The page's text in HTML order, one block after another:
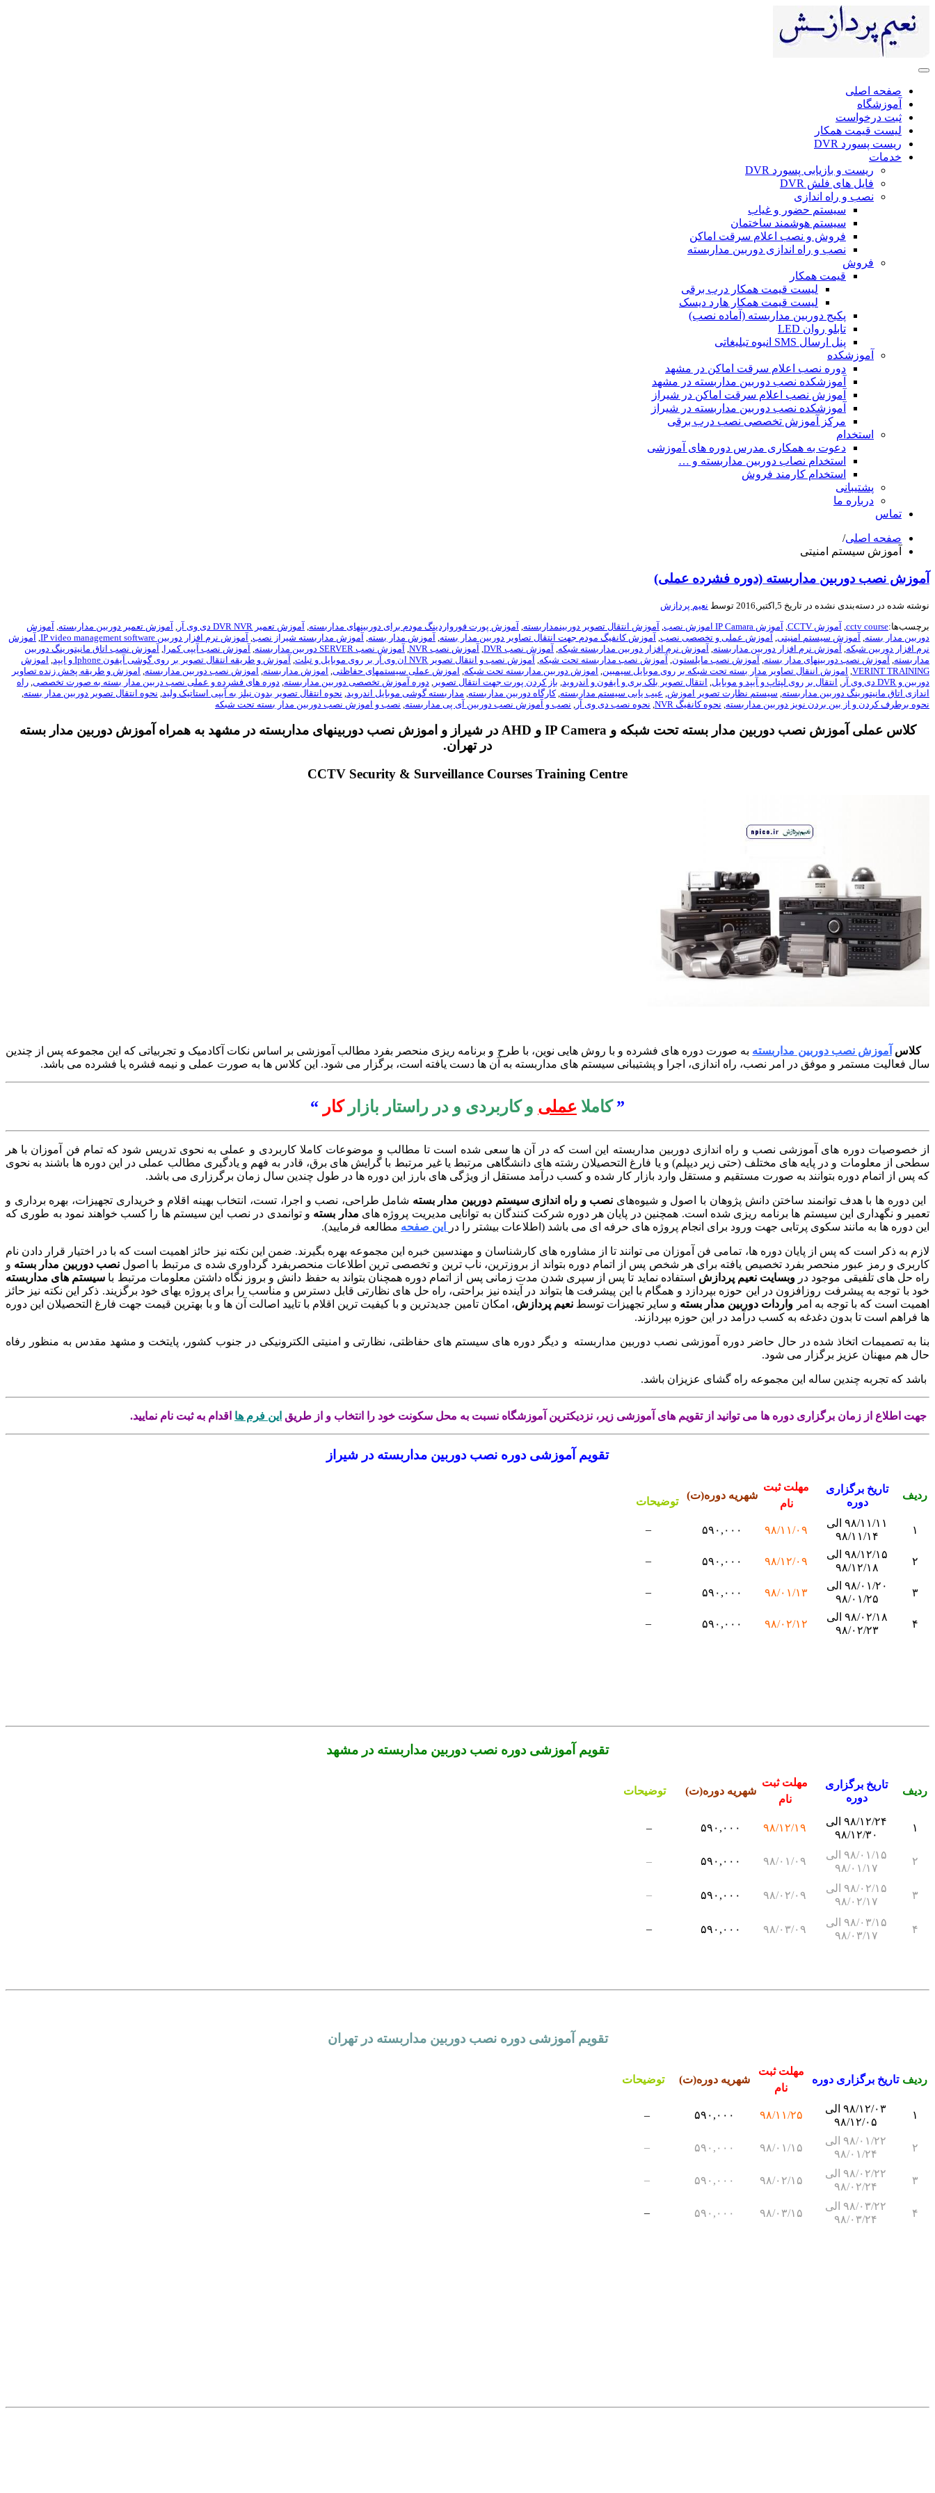
صفحه اصلی
آموزشگاه
ثبت درخواست
لیست قیمت همکار
ریست پسورد DVR
خدمات
ریست و بازیابی پسورد DVR
فایل های فلش DVR
نصب و راه اندازی
سیستم حضور و غیاب
سیستم هوشمند ساختمان
فروش و نصب اعلام سرقت اماکن
نصب و راه اندازی دوربین مداربسته
فروش
قیمت همکار
لیست قیمت همکار درب برقی
لیست قیمت همکار هارد دیسک
پکیج دوربین مداربسته (آماده نصب)
تابلو روان LED
پنل ارسال SMS انبوه تبلیغاتی
آموزشکده
دوره نصب اعلام سرقت اماکن در مشهد
آموزشکده نصب دوربین مداربسته در مشهد
آموزش نصب اعلام سرقت اماکن در شیراز
آموزشکده نصب دوربین مداربسته در شیراز
مرکز آموزش تخصصی نصب درب برقی
استخدام
دعوت به همکاری مدرس دوره های آموزشی
استخدام نصاب دوربین مداربسته و …
استخدام کارمند فروش
پشتیبانی
درباره ما
تماس
صفحه اصلی/
آموزش سیستم امنیتی
آموزش نصب دوربین مداربسته (دوره فشرده عملی)
نوشته شده در دسته‌بندی نشده در تاریخ 5,اکتبر,2016 توسط
نعیم پردازش
برچسب‌ها:cctv course آموزش CCTV آموزش IP Camara اموزش نصب آموزش انتقال تصویر دوربینمداربسته آموزش پورت فورواردینگ مودم برای دوربینهای مداربسته آموزش تعمیر DVR NVR دی وی آر آموزش تعمیر دوربین مداربسته آموزش
دوربین مدار بسته آموزش سیستم امنیتی آموزش عملی و تخصصی نصب آموزش کانفیگ مودم جهت انتقال تصاویر دوربین مدار بسته آموزش مدار بسته آموزش مداربسته شیراز نصب آموزش نرم افزار دوربین IP video management software
آموزش
نرم افزار دوربین شبکه آموزش نرم افزار دوربین مداربسته آموزش نرم افزار دوربین مداربسته شبکه آموزش نصب DVR آموزش نصب NVR آموزش نصب SERVER دوربین مداربسته آموزش نصب آیپی کمرا آموزش نصب اتاق مانیتورینگ دوربین
مداربسته آموزش نصب دوربینهای مدار بسته آموزش نصب مایلستون آموزش نصب مداربسته تحت شبکه آموزش نصب و انتقال تصویر NVR ان وی آر بر روی موبایل و تبلت آموزش و طریقه انتقال تصویر بر روی گوشی آیفون Iphone و ایپد
اموزش
VERINT TRAINING اموزش اننقال تصاویر مدار بسته تحت شبکه بر روی موبایل سیمبین اموزش دوربین مداربسته تحت شبکه اموزش عملی سیستمهای حفاظتی اموزش مداربسته اموزش نصب دوربین مداربسته اموزش و طریقه پخش زنده تصاویر
دوربین و DVR دی وی آر
انتقال بر روی لپتاپ و آیپد و موبایل انتقال تصویر بلک بری و ایفون و اندروید باز کردن پورت جهت انتقال تصویر دوره آموزش تخصصی دوربین مداربسته دوره های فشرده و عملی نصب دربین مدار بسته به صورت تخصصی راه
اندازی اتاق مانیتورینگ دوربین مداربسته سیستم نظارت تصویر اموزش عیب یابی سیستم مداربسته ,کارگاه دوربین مداربسته مداربسته گوشی موبایل اندروید نحوه انتقال تصویر بدون نیلز به آیپی استاتیک ولید نحوه انتقال تصویر دوربین مدار بسته
نحوه برطرف کردن و از بین بردن نویز دوربین مداربسته نحوه کانفیگ NVR نحوه نصب دی وی آر نصب و آموزش نصب دوربین آی پی مداربسته نصب و اموزش نصب دوربین مدار بسته تحت شبکه
کلاس عملی آموزش نصب دوربین مدار بسته تحت شبکه
و IP Camera و AHD در شیراز و اموزش نصب دوربینهای مداربسته در مشهد به همراه آموزش دوربین مدار بسته
در تهران.
CCTV Security & Surveillance Courses Training Centre
کلاس آموزش نصب دوربین مداربسته به صورت دوره های فشرده و با روش هایی نوین، با طرح و برنامه ریزی منحصر بفرد مطالب آموزشی بر اساس نکات آکادمیک و تجربیاتی که این مجموعه پس از چندین
سال فعالیت مستمر و موفق در امر نصب، راه اندازی، اجرا و پشتیبانی سیستم های مداربسته به آن ها دست یافته است، برگزار می شود. این کلاس ها به صورت عملی و نیمه فشره یا فشرده می باشد.
” کاملا عملی و کاربردی و در راستار بازارکار “
از خصوصیات دوره های آموزشی نصب و راه اندازی دوربین مداربسته این است که در آن ها سعی شده است تا مطالب و موضوعات کاملا کاربردی و عملی به نحوی تدریس شود که تمام فن آموزان با هر
سطحی از معلومات و در پایه های مختلف (حتی زیر دیپلم) و یا فارغ التحصیلان رشته های دانشگاهی مرتبط یا غیر مرتبط با گرایش های برق، قادر به فهم و یادگیری مطالب عملی در این دوره ها باشند به نحوی
که پس از اتمام دوره بتوانند به صورت مستقیم و مستقل وارد بازار کار شده و کسب درآمد مستقل از ویژگی های بارز این دوره ها در طول چندین سال زمان برگرزاری می باشد.
این دوره ها با هدف توانمند ساختن دانش پژوهان با اصول و شیوه‌های نصب و راه اندازی سیستم دوربین مدار بسته شامل طراحی، نصب و اجرا، تست، انتخاب بهینه اقلام و خریداری تجهیزات، بهره برداری و
تعمیر و نگهداری این سیستم ها برنامه ریزی شده است. همچنین در پایان هر دوره شرکت کنندگان به توانایی مدیریت پروژه های مدار بسته و توانمدی در نصب این سیستم ها را کسب خواهند نمود به طوری که
این دوره ها به مانند سکوی پرتابی جهت ورود برای انجام پروژه های حرفه ای می باشد (اطلاعات بیشتر را در
این صفحه مطالعه فرمایید).
لازم به ذکر است که پس از پایان دوره ها، تمامی فن آموزان می توانند تا از مشاوره های کارشناسان و مهندسین خبره این مجموعه بهره بگیرند. ضمن این نکته نیز حائز اهمیت است که با در اختیار قرار دادن نام
کاربری و رمز عبور منحصر بفرد تخصیص یافته برای هر شخص پس از اتمام دوره بتواند از بروزترین، ناب ترین و تخصصی ترین اطلاعات منحصربفرد گرداوری شده ی مرتبط با اصولنصب دوربین مدار بسته و
راه حل های تلفیقی موجود در وبسایت نعیم پردازش استفاده نماید تا پس از سپری شدن مدت زمانی پس از اتمام دوره همچنان بتواند به حفظ دانش و بروز نگاه داشتن معلومات مرتبط با سیستم های مداربسته
خود با توجه به پیشرفت روزافزون در این حوزه بپردازد و همگام با این پیشرفت ها بتواند در آینده نیز براحتی، راه حل های نظارتی قابل دسترس و مناسب را برای پروژه یهای خود برگزیند. ذکر این نکته نیز حائز
اهمیت است که با توجه به امر واردات دوربین مدار بسته و سایر تجهیزات توسطنعیم پردازش، امکان تامین جدیدترین و با کیفیت ترین اقلام با تایید اصالت آن ها و با بهترین قیمت جهت فارغ التحصیلان این دوره
ها فراهم است تا بدون دغدغه به کسب درآمد در این حوزه بپردازند.
بنا به تصمیمات اتخاذ شده در حال حاضر دوره آموزشی نصب دوربین مداربسته و دیگر دوره های سیستم های حفاظتی، نظارتی و امنیتی الکترونیکی در جنوب کشور، پایتخت و مشهد مقدس به منظور رفاه
حال هم میهنان عزیز برگزار می شود.
باشد که تجربه چندین ساله این مجموعه راه گشای عزیزان باشد.
جهت اطلاع از زمان برگزاری دوره ها می توانید از تقویم های آموزشی زیر، نزدیکترین آموزشگاه نسبت به محل سکونت خود را انتخاب و از طریق این فرم ها اقدام به ثبت نام نمایید.
تقویم آموزشی دوره نصب دوربین مداربسته در شیراز
ردیف
تاریخ برگزاری
دوره
مهلت ثبت
نام
شهریه دوره(ت)
توضیحات
۱
۹۸/۱۱/۱۱ الی
۹۸/۱۱/۱۴
۹۸/۱۱/۰۹ ۵۹۰,۰۰۰ –
۲
۹۸/۱۲/۱۵ الی
۹۸/۱۲/۱۸
۹۸/۱۲/۰۹ ۵۹۰,۰۰۰ –
۳
۹۸/۰۱/۲۰ الی
۹۸/۰۱/۲۵
۹۸/۰۱/۱۳ ۵۹۰,۰۰۰ –
۴
۹۸/۰۲/۱۸ الی
۹۸/۰۲/۲۳
۹۸/۰۲/۱۲ ۵۹۰,۰۰۰ –
تقویم آموزشی دوره نصب دوربین مداربسته در مشهد
ردیف
تاریخ برگزاری
دوره
مهلت ثبت
نام
شهریه دوره(ت) توضیحات
۱
۹۸/۱۲/۲۴ الی
۹۸/۱۲/۳۰
۹۸/۱۲/۱۹ ۵۹۰,۰۰۰ –
۲
۹۸/۰۱/۱۵ الی
۹۸/۰۱/۱۷
۹۸/۰۱/۰۹ ۵۹۰,۰۰۰ –
۳
۹۸/۰۲/۱۵ الی
۹۸/۰۲/۱۷
۹۸/۰۲/۰۹ ۵۹۰,۰۰۰ –
۴
۹۸/۰۳/۱۵ الی
۹۸/۰۳/۱۷
۹۸/۰۳/۰۹ ۵۹۰,۰۰۰ –
تقویم آموزشی دوره نصب دوربین مداربسته در تهران
ردیف تاریخ برگزاری دوره
مهلت ثبت
نام
شهریه دوره(ت) توضیحات
۱
۹۸/۱۲/۰۳ الی
۹۸/۱۲/۰۵
۹۸/۱۱/۲۵ ۵۹۰,۰۰۰ –
۲
۹۸/۰۱/۲۲ الی
۹۸/۰۱/۲۴
۹۸/۰۱/۱۵ ۵۹۰,۰۰۰ –
۳
۹۸/۰۲/۲۲ الی
۹۸/۰۲/۲۴
۹۸/۰۲/۱۵ ۵۹۰,۰۰۰ –
۴
۹۸/۰۳/۲۲ الی
۹۸/۰۳/۲۴
۹۸/۰۳/۱۵ ۵۹۰,۰۰۰ –